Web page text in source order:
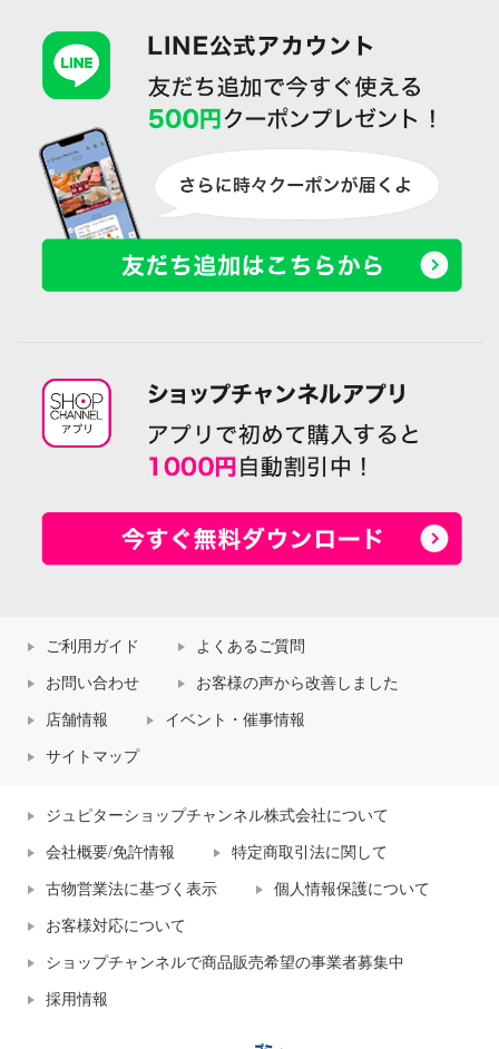
ご利用ガイド よくあるご質問
お問い合わせ お客様の声から改善しました
店舗情報 イベント・催事情報
サイトマップ
ジュピターショップチャンネル株式会社について
会社概要/免許情報 特定商取引法に関して
古物営業法に基づく表示 個人情報保護について
お客様対応について
ショップチャンネルで商品販売希望の事業者募集中
採用情報